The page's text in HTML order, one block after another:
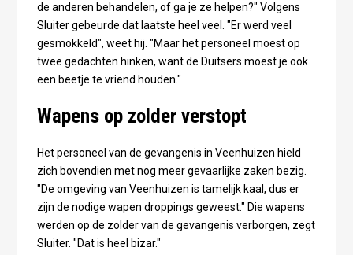
de anderen behandelen, of ga je ze helpen?" Volgens
Sluiter gebeurde dat laatste heel veel. "Er werd veel
gesmokkeld", weet hij. "Maar het personeel moest op
twee gedachten hinken, want de Duitsers moest je ook
een beetje te vriend houden."
Wapens op zolder verstopt
Het personeel van de gevangenis in Veenhuizen hield
zich bovendien met nog meer gevaarlijke zaken bezig.
"De omgeving van Veenhuizen is tamelijk kaal, dus er
zijn de nodige wapen droppings geweest." Die wapens
werden op de zolder van de gevangenis verborgen, zegt
Sluiter. "Dat is heel bizar."